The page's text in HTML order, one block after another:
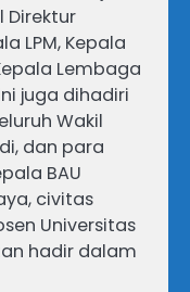
Direktur
LPM, Kepala
Lembaga
juga dihadiri
Wakil
dan para
BAU
civitas
Universitas
hadir dalam